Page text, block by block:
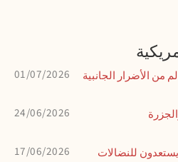
01/07/2026 من الأضرار الجانبية
24/06/2026
17/06/2026
4000 نقابي يستعدون للنضالات